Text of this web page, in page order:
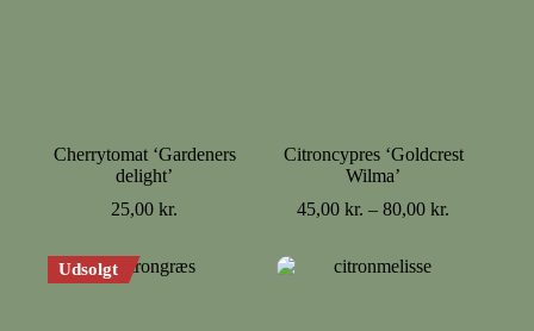
Cherrytomat ‘Gardeners
delight’
25,00kr.
Citroncypres ‘Goldcrest
Wilma’
45,00kr. – 80,00kr.
Udsolgt